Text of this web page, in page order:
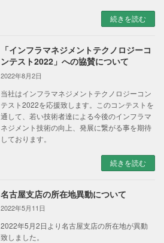
続きを読む
「インフラマネジメントテクノロジーコ
ンテスト2022」への協賛について
2022年8月2日
当社はインフラマネジメントテクノロジーコン
テスト2022を応援致します。このコンテストを
通して、若い技術者達による今後のインフラマ
ネジメント技術の向上、発展に繋がる事を期待
しております。
続きを読む
名古屋支店の所在地異動について
2022年5月11日
2022年5月2日より名古屋支店の所在地が異動
致しました。